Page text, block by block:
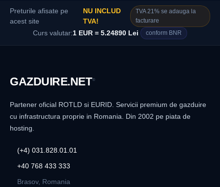
Preturile afisate pe
acest site
NU INCLUD
TVA!
TVA 21% se adauga la
facturare
Curs valutar:1 EUR = 5.24890 Lei conform BNR
GAZDUIRE.NET®
Partener oficial ROTLD si EURID. Servicii premium de gazduire
cu infrastructura proprie in Romania. Din 2002 pe piata de
hosting.
(+4) 031.828.01.01
+40 768 433 333
Brasov, Romania